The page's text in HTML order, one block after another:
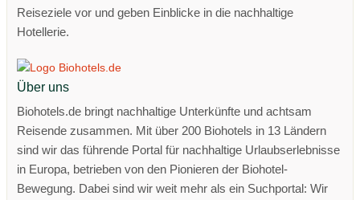
Reiseziele vor und geben Einblicke in die nachhaltige
Hotellerie.
Über uns
Biohotels.de bringt nachhaltige Unterkünfte und achtsam
Reisende zusammen. Mit über 200 Biohotels in 13 Ländern
sind wir das führende Portal für nachhaltige Urlaubserlebnisse
in Europa, betrieben von den Pionieren der Biohotel-
Bewegung. Dabei sind wir weit mehr als ein Suchportal: Wir